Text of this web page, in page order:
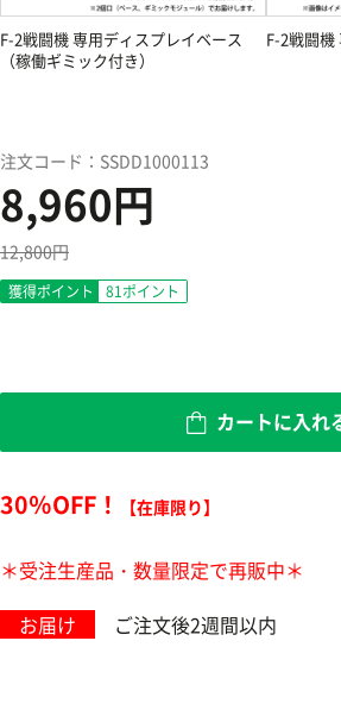
F-2戦闘機 専用ディスプレイベース
（稼働ギミック付き）
F-2戦闘機
注文コード：SSDD1000113
8,960円
12,800円
獲得ポイント 81ポイント
カートに入れ
30％OFF！ 【在庫限り】
＊受注生産品・数量限定で再販中＊
お届け
ご注文後2週間以内